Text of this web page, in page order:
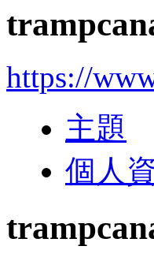
https://
主題
個人